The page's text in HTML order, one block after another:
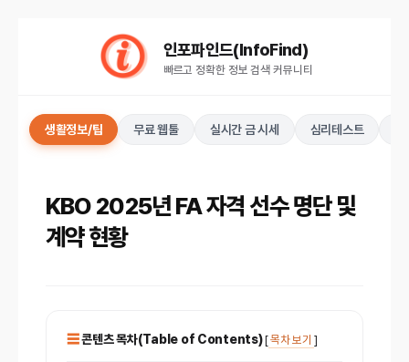
인포파인드(InfoFind)​​​​
빠르고 정확한 정보 검색 커뮤니티
생활정보/팁 무료 웹툴 실시간 금 시세 심리테스트
KBO 2025년 FA 자격 선수 명단 및
계약 현황
콘텐츠 목차(Table of Contents)[목차 보기 ]